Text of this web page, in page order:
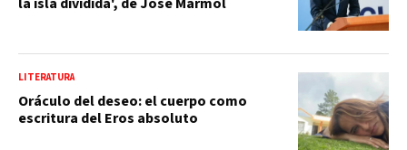
LITERATURA
Oráculo del deseo: el cuerpo como
escritura del Eros absoluto